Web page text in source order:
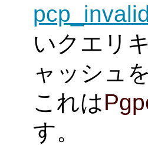
いクエリ
ャッシュ
これは
す。